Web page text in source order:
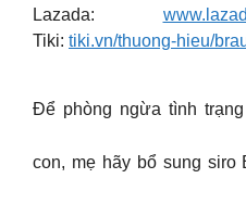
Lazada:
Tiki: tiki.vn/thuong-hieu/
Để phòng ngừa tình
con, mẹ hãy bổ sung siro